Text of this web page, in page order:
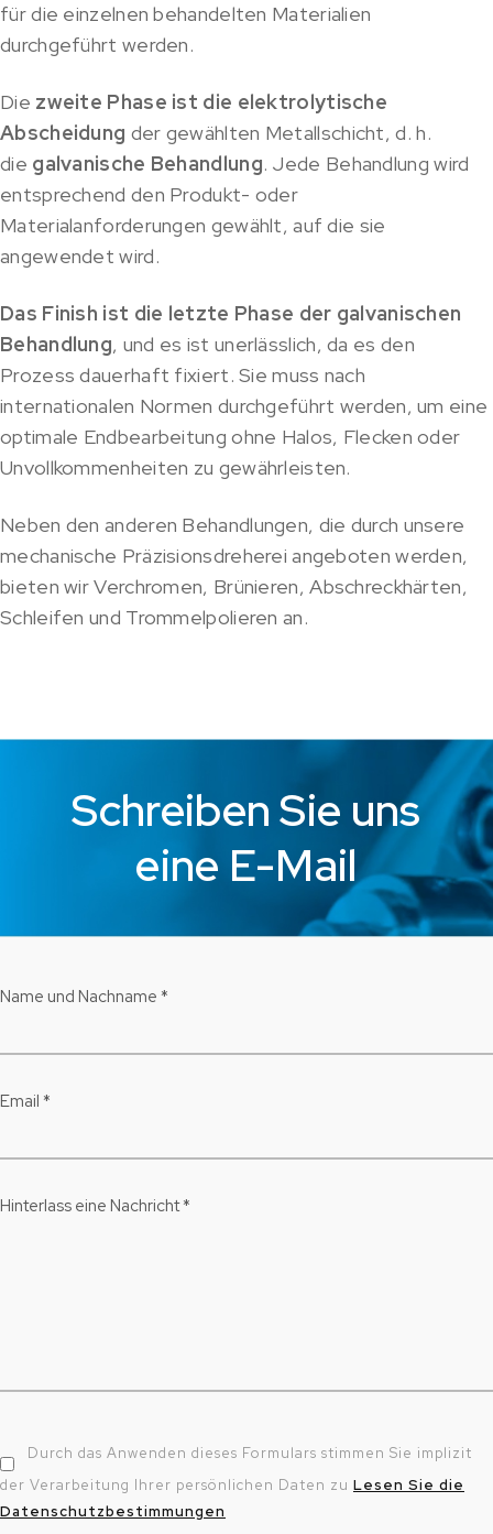
für die einzelnen behandelten Materialien
durchgeführt werden.
Die zweite Phase ist die elektrolytische
Abscheidung der gewählten Metallschicht, d. h.
die galvanische Behandlung. Jede Behandlung wird
entsprechend den Produkt- oder
Materialanforderungen gewählt, auf die sie
angewendet wird.
Das Finish ist die letzte Phase der galvanischen
Behandlung, und es ist unerlässlich, da es den
Prozess dauerhaft fixiert. Sie muss nach
internationalen Normen durchgeführt werden, um eine
optimale Endbearbeitung ohne Halos, Flecken oder
Unvollkommenheiten zu gewährleisten.
Neben den anderen Behandlungen, die durch unsere
mechanische Präzisionsdreherei angeboten werden,
bieten wir Verchromen, Brünieren, Abschreckhärten,
Schleifen und Trommelpolieren an.
Schreiben Sie uns
eine E-Mail
Name und Nachname *
Email *
Hinterlass eine Nachricht *
Durch das Anwenden dieses Formulars stimmen Sie implizit
der Verarbeitung Ihrer persönlichen Daten zu Lesen Sie die
Datenschutzbestimmungen